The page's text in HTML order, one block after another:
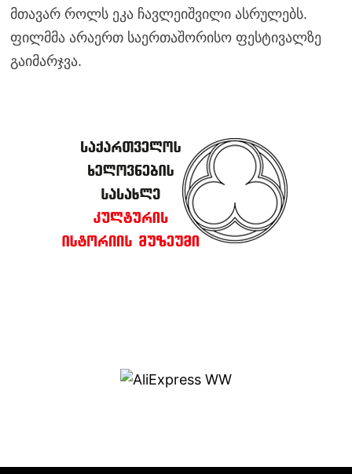
მთავარ როლს ეკა ჩავლეიშვილი ასრულებს.
ფილმმა არაერთ საერთაშორისო ფესტივალზე
გაიმარჯვა.